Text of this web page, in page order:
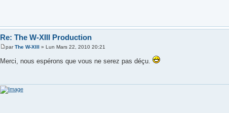
Re: The W-XIII Production
parThe W-XIII» Lun Mars 22, 2010 20:21
Merci, nous espérons que vous ne serez pas déçu.